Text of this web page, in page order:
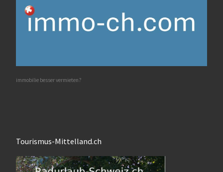
immobilie besser vermieten?
Tourismus-Mittelland.ch